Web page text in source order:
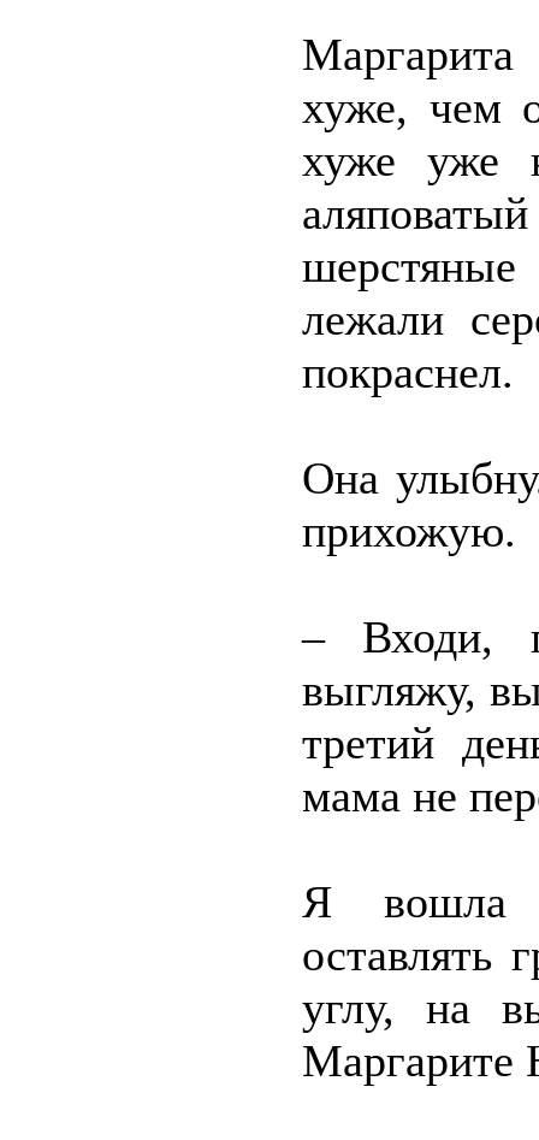
хуже, чем
хуже уже
шерстяные
лежали
покраснел.
Она
прихожую.
– Входи,
выгляжу,
третий
мама не
Я вошла
оставлять
углу, на
Маргарите